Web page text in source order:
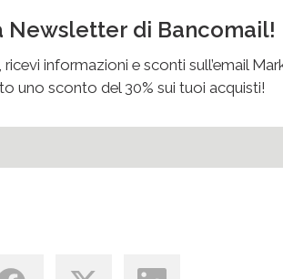
Newsletter di Bancomail!
informazioni e sconti sull’email
uno sconto del 30% sui tuoi acquisti!